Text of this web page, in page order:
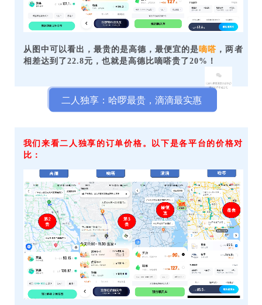
从图中可以看出，最贵的是高德，最便宜的是嘀嗒 ，两者
相差达到了22.8元，也就是高德比嘀嗒贵了20%！
二人独享：哈啰最贵，滴滴最实惠
我们来看二人独享的订单价格。以下是各平台的价格对
比：